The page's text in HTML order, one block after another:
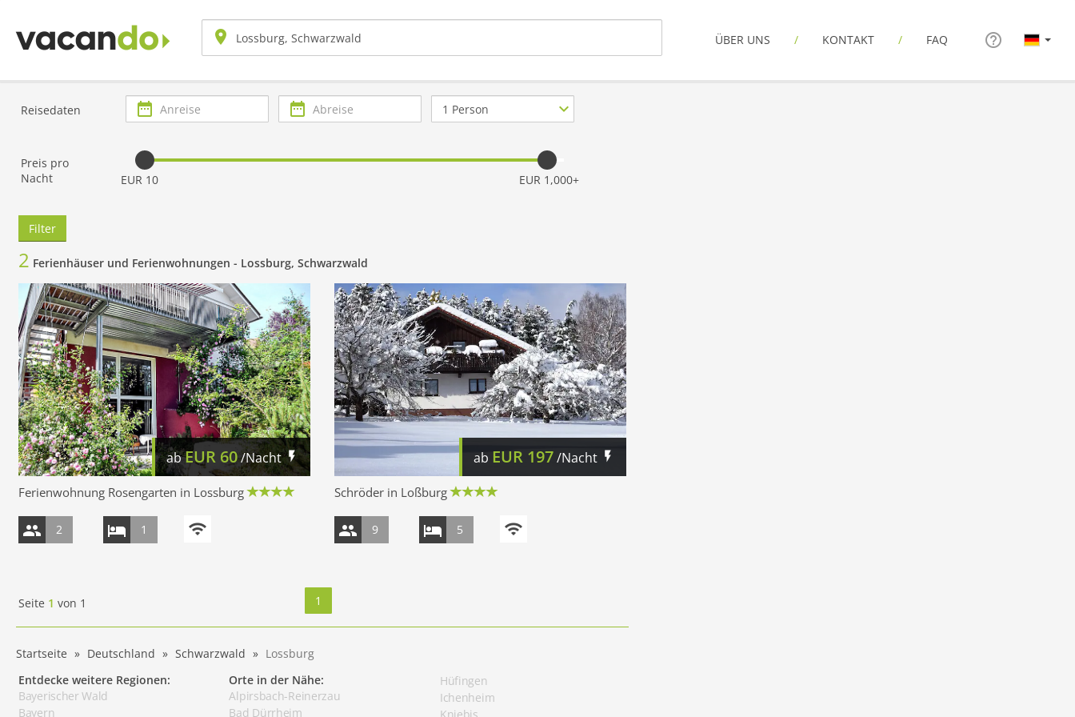
ÜBER UNS KONTAKT FAQ
Reisedaten Anreise Abreise
Anzahl
Personen
Preis pro
Nacht
EUR 10 EUR 1,000+
Filter
2 Ferienhäuser und Ferienwohnungen - Lossburg, Schwarzwald
abEUR 60/Nacht
Ferienwohnung Rosengarten in Lossburg
2 1
ab EUR 197/Nacht
Schröder in Loßburg
9 5
Seite 1 von 1 1
Startseite Deutschland Schwarzwald
Lossburg
Entdecke weitere Regionen:
Bayerischer Wald
Bayern
Orte in der Nähe:
Alpirsbach-Reinerzau
Bad Dürrheim
Hüfingen
Ichenheim